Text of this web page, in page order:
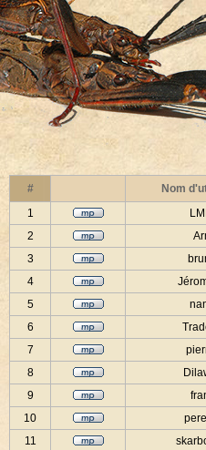
# Nom
1
2
3
4
5
6
7
8
9
10
11